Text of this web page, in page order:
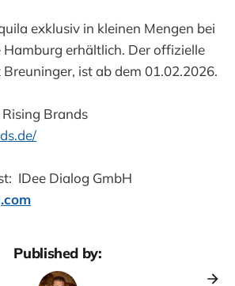
exklusiv in kleinen Mengen bei
Hamburg erhältlich. Der offizielle
ist ab dem 01.02.2026.
Brands
IDee Dialog GmbH
Published by: